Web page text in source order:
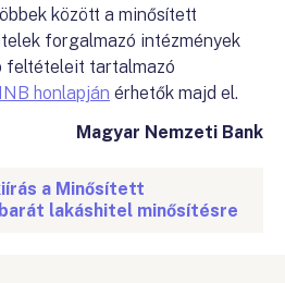
között a minősített
forgalmazó intézmények
feltételeit tartalmazó
honlapján érhetők majd el.
Magyar Nemzeti Bank
a Minősített
lakáshitel minősítésre